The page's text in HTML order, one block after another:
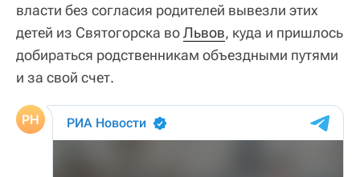
власти без согласия родителей вывезли этих
детей из Святогорска воЛьвов, куда и пришлось
добираться родственникам объездными путями
и за свой счет.